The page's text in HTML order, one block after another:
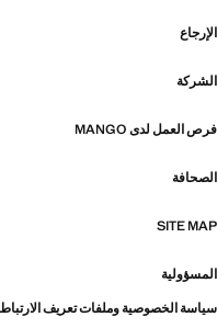
الإرجاع
الشركة
فرص العمل لدى MANGO
الصحافة
SITE MAP
المسؤولية
سياسة الخصوصية وملفات تعريف الارتباط